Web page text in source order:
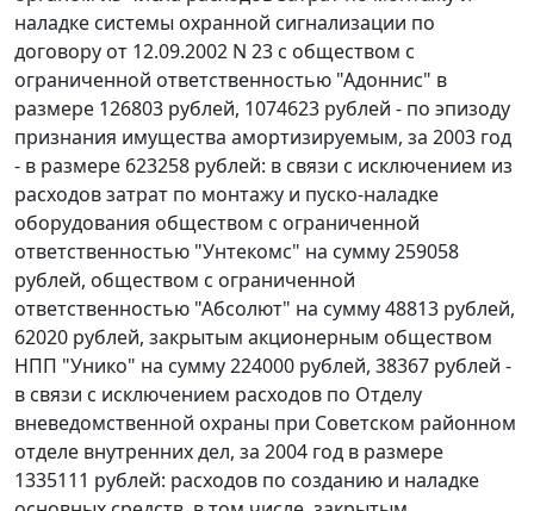
наладке системы охранной сигнализации по
договору от 12.09.2002 N 23 с обществом с
ограниченной ответственностью "Адоннис" в
размере 126803 рублей, 1074623 рублей - по эпизоду
признания имущества амортизируемым, за 2003 год
- в размере 623258 рублей: в связи с исключением из
расходов затрат по монтажу и пуско-наладке
оборудования обществом с ограниченной
ответственностью "Унтекомс" на сумму 259058
рублей, обществом с ограниченной
ответственностью "Абсолют" на сумму 48813 рублей,
62020 рублей, закрытым акционерным обществом
НПП "Унико" на сумму 224000 рублей, 38367 рублей -
в связи с исключением расходов по Отделу
вневедомственной охраны при Советском районном
отделе внутренних дел, за 2004 год в размере
1335111 рублей: расходов по созданию и наладке